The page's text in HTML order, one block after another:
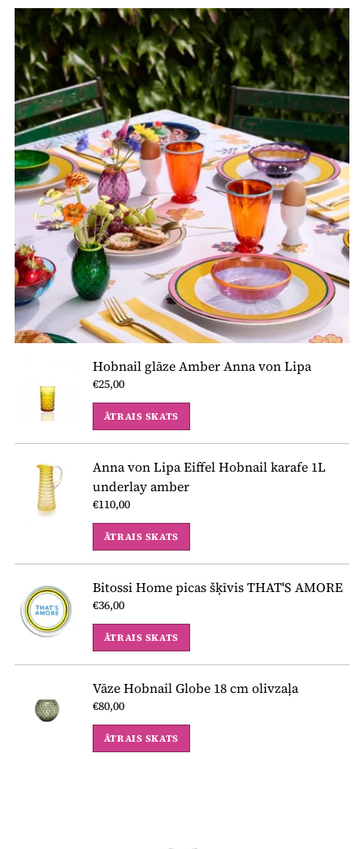
Hobnail glāze Amber Anna von Lipa
€25,00
ĀTRAIS SKATS
Anna von Lipa Eiffel Hobnail karafe 1L
underlay amber
€110,00
ĀTRAIS SKATS
Bitossi Home picas šķīvis THAT'S AMORE
€36,00
ĀTRAIS SKATS
Vāze Hobnail Globe 18 cm olivzaļa
€80,00
ĀTRAIS SKATS